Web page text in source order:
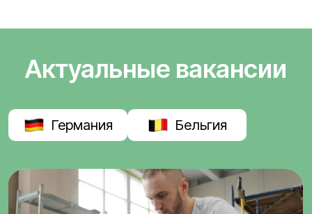
Актуальные вакансии
Германия Бельгия